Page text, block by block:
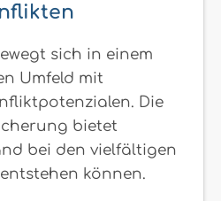
sich in einem
Umfeld mit
Die
bietet
bei den vielfältigen
können.